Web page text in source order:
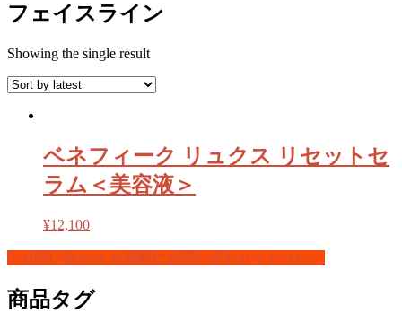
フェイスライン
Showing the single result
ベネフィーク リュクス リセットセ
ラム＜美容液＞
¥12,100
お問い合わせ お気軽にお問い合わせください。
商品タグ